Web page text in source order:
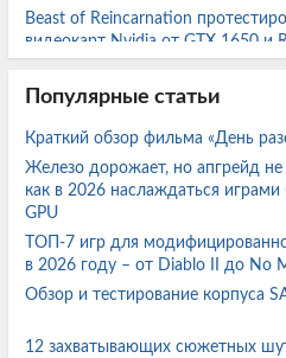
Beast of Reincarnation
видеокарт Nvidia от GTX 1650 и
Radeon RX 7800 XT и RX 7600
Портативное игровое
3 на базе APU AMD Strix Halo
ряде игр
Эстония снова продвигает
Финским заливом для
Хельсинки
на 6 ГБ и 3 ГБ в ряде
Популярные статьи
Краткий обзор фильма «День
Железо дорожает, но апгрейд не
как в 2026 наслаждаться играми
GPU
ТОП-7 игр для
в 2026 году – от Diablo II до No
Обзор и тестирование корпуса
12 захватывающих сюжетных